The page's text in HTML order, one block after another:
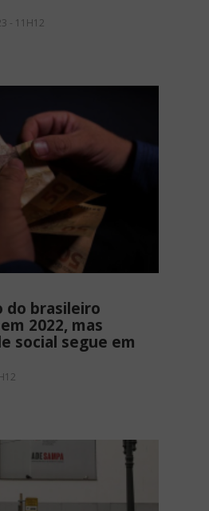
- 11H12
do brasileiro
2022, mas
social segue em